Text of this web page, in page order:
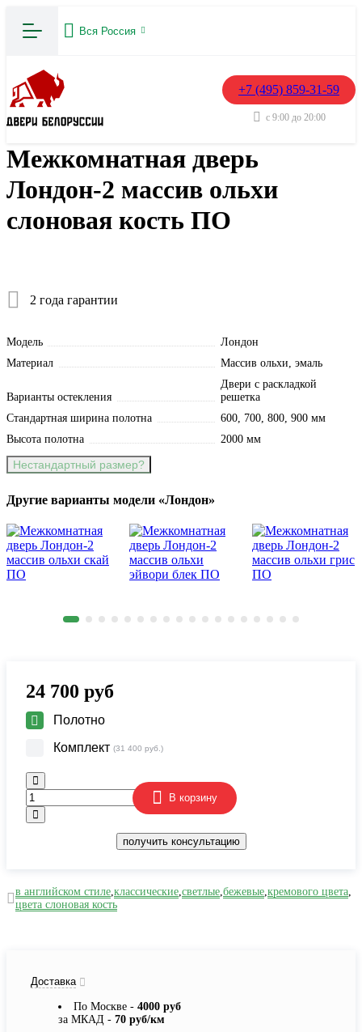
Вся Россия
+7 (495) 859-31-59
с 9:00 до 20:00
Межкомнатная дверь
Лондон-2 массив ольхи
слоновая кость ПО
2 года гарантии
Модель
Лондон
Материал
Массив ольхи, эмаль
Варианты остекления
Двери с раскладкой
решетка
Стандартная ширина полотна
600, 700, 800, 900 мм
Высота полотна
2000 мм
Нестандартный размер?
Другие варианты модели «Лондон»
24 700 руб
Полотно
Комплект (31 400 руб.)
В корзину
получить консультацию
в английском стиле,классические,светлые,бежевые,кремового цвета,
цвета слоновая кость
Доставка
По Москве - 4000 руб
за МКАД - 70 руб/км